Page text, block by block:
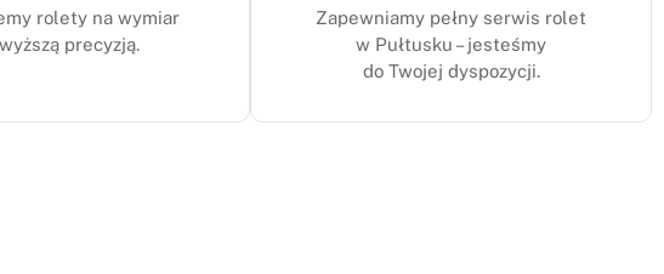
rolety na wymiar
precyzją.
Zapewniamy pełny serwis rolet
w Pułtusku – jesteśmy
do Twojej dyspozycji.